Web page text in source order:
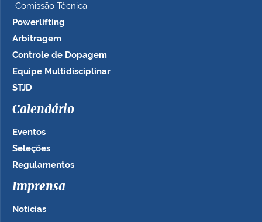
Comissão Técnica
Powerlifting
Arbitragem
Controle de Dopagem
Equipe Multidisciplinar
STJD
Calendário
Eventos
Seleções
Regulamentos
Imprensa
Notícias